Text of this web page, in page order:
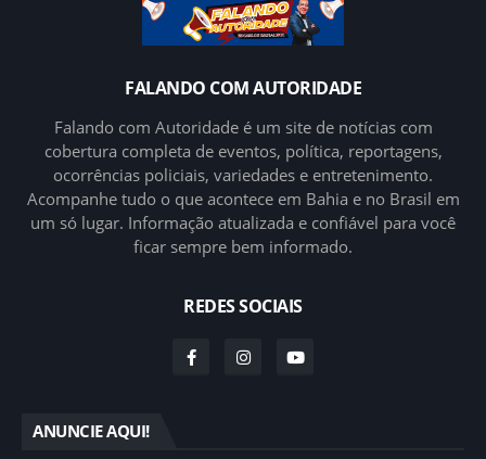
FALANDO COM AUTORIDADE
Falando com Autoridade é um site de notícias com
cobertura completa de eventos, política, reportagens,
ocorrências policiais, variedades e entretenimento.
Acompanhe tudo o que acontece em Bahia e no Brasil em
um só lugar. Informação atualizada e confiável para você
ficar sempre bem informado.
REDES SOCIAIS
ANUNCIE AQUI!